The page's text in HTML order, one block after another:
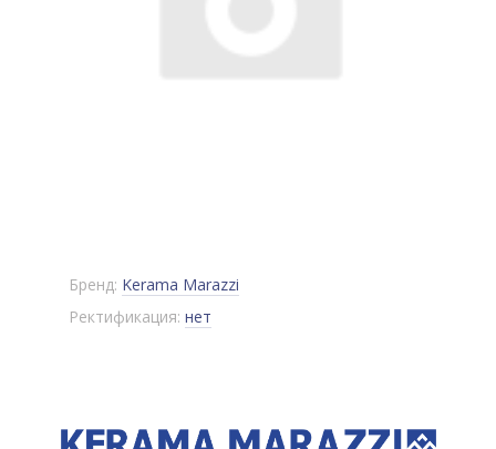
Бренд: Kerama Marazzi
Ректификация: нет